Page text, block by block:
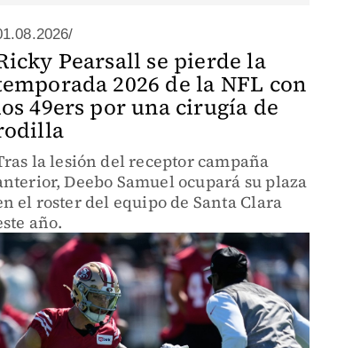
Pearsall se pierde la
2026 de la NFL con
49ers por una cirugía de
la lesión del receptor campaña
Deebo Samuel ocupará su plaza
el roster del equipo de Santa Clara
año.